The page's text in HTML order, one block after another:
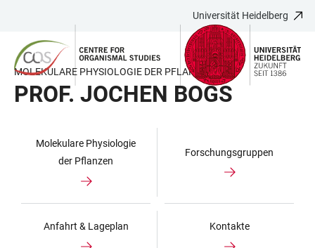
LINKS
ZUR
BARRIEREFREIHEIT
HAUPTINHALT
ÖFFNEN
ÖFFNEN
Universität Heidelberg
MOLEKULARE PHYSIOLOGIE DER PFLANZEN
PROF. JOCHEN BOGS
Molekulare Physiologie
der Pflanzen
Forschungsgruppen
Anfahrt & Lageplan Kontakte